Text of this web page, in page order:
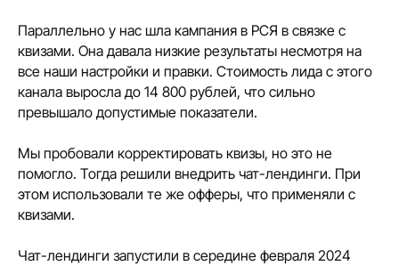
Параллельно у нас шла кампания в РСЯ в связке с
квизами. Она давала низкие результаты несмотря на
все наши настройки и правки. Стоимость лида с этого
канала выросла до 14 800 рублей, что сильно
превышало допустимые показатели.
Мы пробовали корректировать квизы, но это не
помогло. Тогда решили внедрить чат-лендинги. При
этом использовали те же офферы, что применяли с
квизами.
Чат-лендинги запустили в середине февраля 2024